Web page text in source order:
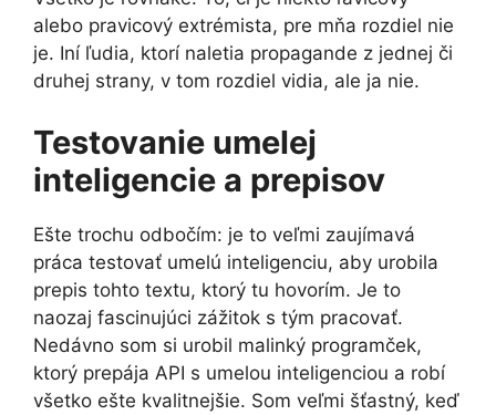
alebo pravicový extrémista, pre mňa rozdiel nie
je. Iní ľudia, ktorí naletia propagande z jednej či
druhej strany, v tom rozdiel vidia, ale ja nie.
Testovanie umelej
inteligencie a prepisov
Ešte trochu odbočím: je to veľmi zaujímavá
práca testovať umelú inteligenciu, aby urobila
prepis tohto textu, ktorý tu hovorím. Je to
naozaj fascinujúci zážitok s tým pracovať.
Nedávno som si urobil malinký programček,
ktorý prepája API s umelou inteligenciou a robí
všetko ešte kvalitnejšie. Som veľmi šťastný, keď